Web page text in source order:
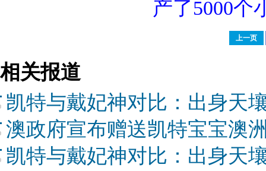
产了5000个
上一页
相关报道
凯特与戴妃神对比：出身天
澳政府宣布赠送凯特宝宝澳
凯特与戴妃神对比：出身天